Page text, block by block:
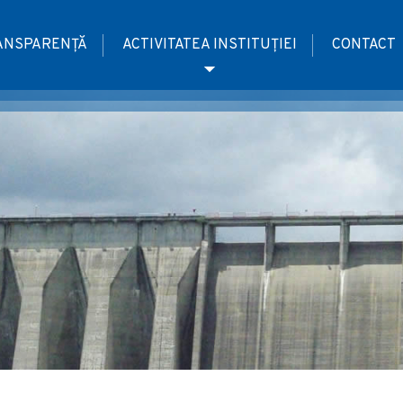
ACTIVITATEA INSTITUȚIEI CONTACT